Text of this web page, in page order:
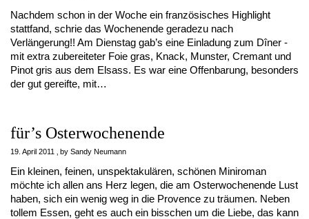
Nachdem schon in der Woche ein französisches Highlight
stattfand, schrie das Wochenende geradezu nach
Verlängerung!! Am Dienstag gab’s eine Einladung zum Dîner -
mit extra zubereiteter Foie gras, Knack, Munster, Cremant und
Pinot gris aus dem Elsass. Es war eine Offenbarung, besonders
der gut gereifte, mit…
für’s Osterwochenende
19. April 2011 by Sandy Neumann
Ein kleinen, feinen, unspektakulären, schönen Miniroman
möchte ich allen ans Herz legen, die am Osterwochenende Lust
haben, sich ein wenig weg in die Provence zu träumen. Neben
tollem Essen, geht es auch ein bisschen um die Liebe, das kann